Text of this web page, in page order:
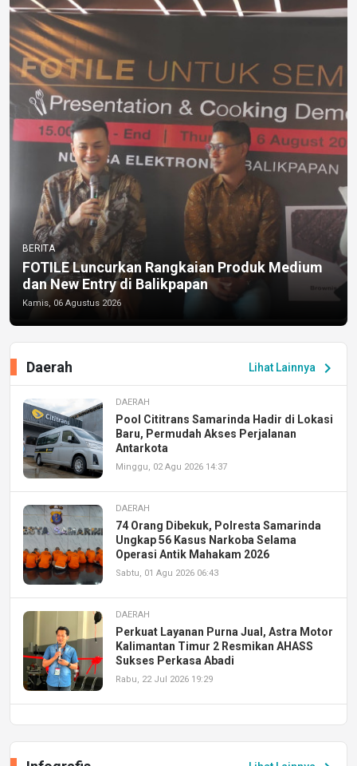
BERITA
FOTILE Luncurkan Rangkaian Produk Medium
dan New Entry di Balikpapan
Kamis, 06 Agustus 2026
Lihat Lainnya chevron_right
Daerah
DAERAH
Pool Cititrans Samarinda Hadir di Lokasi
Baru, Permudah Akses Perjalanan
Antarkota
Minggu, 02 Agu 2026 14:37
DAERAH
74 Orang Dibekuk, Polresta Samarinda
Ungkap 56 Kasus Narkoba Selama
Operasi Antik Mahakam 2026
Sabtu, 01 Agu 2026 06:43
DAERAH
Perkuat Layanan Purna Jual, Astra Motor
Kalimantan Timur 2 Resmikan AHASS
Sukses Perkasa Abadi
Rabu, 22 Jul 2026 19:29